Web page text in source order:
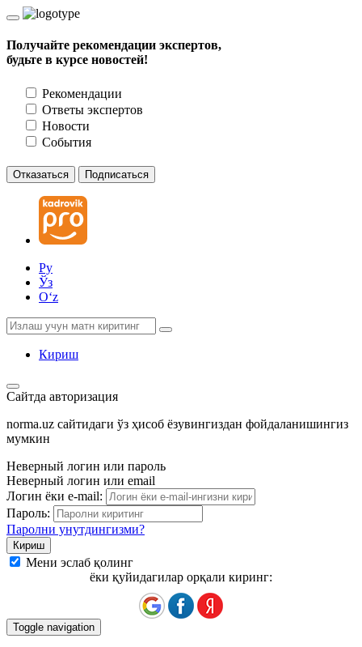
Получайте рекомендации экспертов,
будьте в курсе новостей!
Рекомендации
Ответы экспертов
Новости
События
Отказаться Подписаться
Ру
Ўз
Oʻz
Кириш
Сайтда авторизация
norma.uz сайтидаги ўз ҳисоб ёзувингиздан фойдаланишингиз
мумкин
Неверный логин или пароль
Неверный логин или email
Логин ёки e-mail:
Пароль:
Паролни унутдингизми?
Мени эслаб қолинг
ёки қуйидагилар орқали киринг:
Toggle navigation